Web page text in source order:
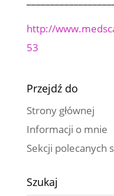
http://
53
Przejdź do
Strony głównej
Informacji o mnie
Sekcji polecanych
Szukaj